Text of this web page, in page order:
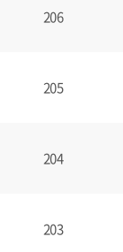
206
205
204
203